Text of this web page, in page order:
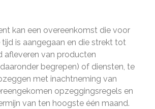
kan een overeenkomst die voor
is aangegaan en die strekt tot
afleveren van producten
begrepen) of diensten, te
met inachtneming van
opzeggingsregels en
van ten hoogste één maand.